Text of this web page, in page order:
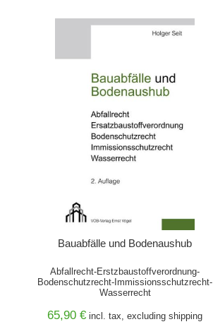
Bauabfälle und Bodenaushub
Abfallrecht-Erstzbaustoffverordnung-
Bodenschutzrecht-Immissionsschutzrecht-
Wasserrecht
65,90 € incl. tax, excludingshipping